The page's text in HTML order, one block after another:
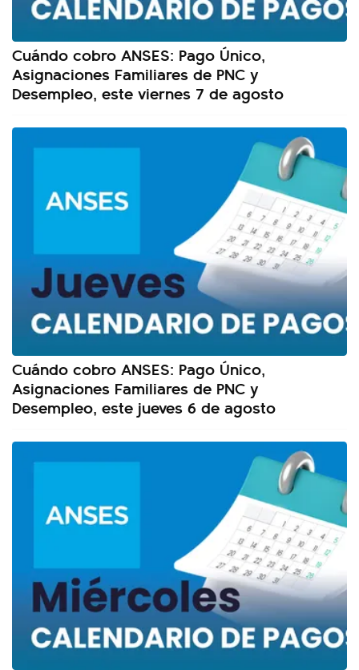
Cuándo cobro ANSES: Pago Único,
Asignaciones Familiares de PNC y
Desempleo, este viernes 7 de agosto
Cuándo cobro ANSES: Pago Único,
Asignaciones Familiares de PNC y
Desempleo, este jueves 6 de agosto